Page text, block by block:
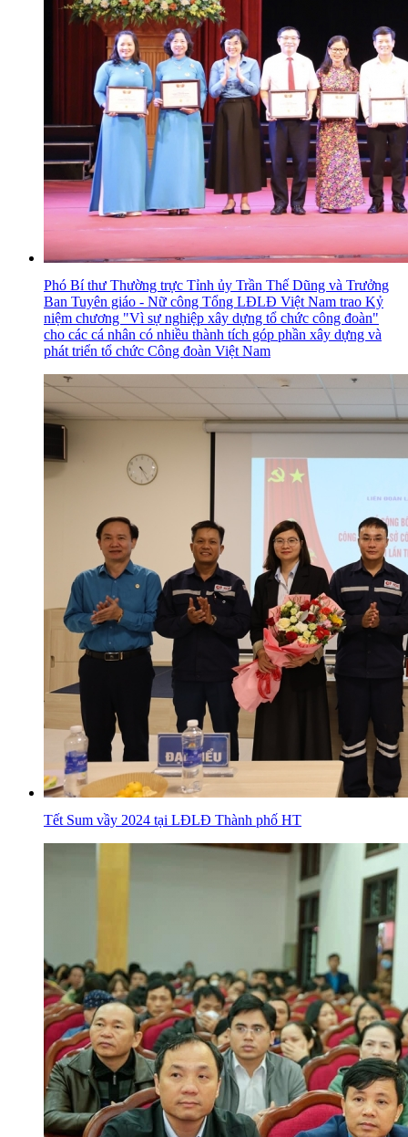
Phó Bí thư Thường trực Tỉnh ủy Trần Thế Dũng và Trưởng
Ban Tuyên giáo - Nữ công Tổng LĐLĐ Việt Nam trao Kỷ
niệm chương "Vì sự nghiệp xây dựng tổ chức công đoàn"
cho các cá nhân có nhiều thành tích góp phần xây dựng và
phát triển tổ chức Công đoàn Việt Nam
Tết Sum vầy 2024 tại LĐLĐ Thành phố HT